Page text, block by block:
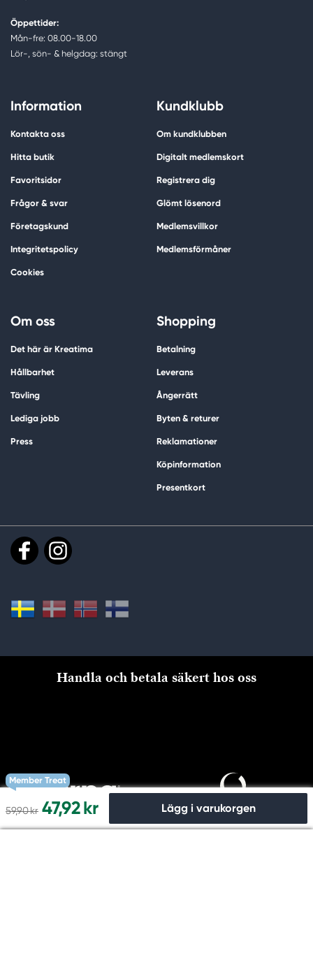
Member Treat
59,90 kr 47,92 kr Lägg i varukorgen
Öppettider:
Mån-fre: 08.00-18.00
Lör-, sön- & helgdag: stängt
Information
Kontakta oss
Hitta butik
Favoritsidor
Frågor & svar
Företagskund
Integritetspolicy
Cookies
Kundklubb
Om kundklubben
Digitalt medlemskort
Registrera dig
Glömt lösenord
Medlemsvillkor
Medlemsförmåner
Om oss
Det här är Kreatima
Hållbarhet
Tävling
Lediga jobb
Press
Shopping
Betalning
Leverans
Ångerrätt
Byten & returer
Reklamationer
Köpinformation
Presentkort
Handla och betala säkert hos oss